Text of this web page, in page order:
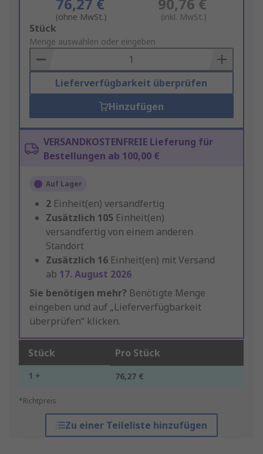
76,27 €
(ohne MwSt.)
90,76 €
(inkl. MwSt.)
Add
to
Basket
Stück
Menge auswählen oder eingeben
Lieferverfügbarkeit überprüfen
Hinzufügen
VERSANDKOSTENFREIE Lieferung für
Bestellungen ab 100,00 €
Auf Lager
2 Einheit(en) versandfertig
Zusätzlich 105 Einheit(en)
versandfertig von einem anderen
Standort
Zusätzlich 16 Einheit(en) mit Versand
ab 17. August 2026
Sie benötigen mehr? Benötigte Menge
eingeben und auf „Lieferverfügbarkeit
überprüfen“ klicken.
Stück Pro Stück
1 + 76,27 €
*Richtpreis
Zu einer Teileliste hinzufügen